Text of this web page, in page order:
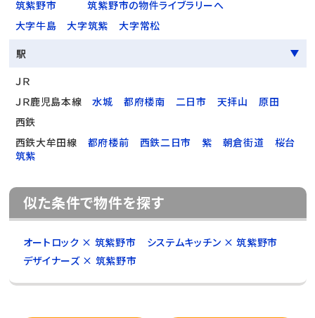
筑紫野市
筑紫野市の物件ライブラリーへ
大字牛島
大字筑紫
大字常松
駅
ＪＲ
ＪＲ鹿児島本線
水城 都府楼南 二日市 天拝山
原田
西鉄
西鉄大牟田線
都府楼前 西鉄二日市 紫 朝倉街道
桜台
筑紫
似た条件で物件を探す
オートロック × 筑紫野市
システムキッチン × 筑紫野市
デザイナーズ × 筑紫野市